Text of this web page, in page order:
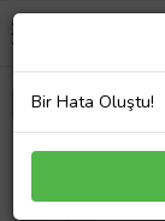
Bez
Bir Hata Oluştu!